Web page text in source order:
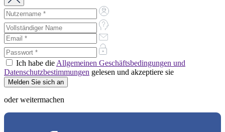
Ich habe die Allgemeinen Geschäftsbedingungen und
Datenschutzbestimmungen gelesen und akzeptiere sie
oder weitermachen